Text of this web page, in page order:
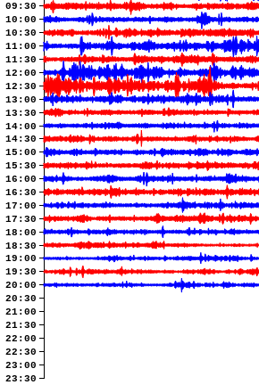
09:30
10:00
10:30
11:00
11:30
12:00
12:30
13:00
13:30
14:00
14:30
15:00
15:30
16:00
16:30
17:00
17:30
18:00
18:30
19:00
19:30
20:00
20:30
21:00
21:30
22:00
22:30
23:00
23:30